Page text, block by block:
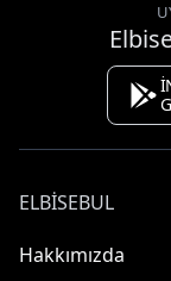
ELBISEBUL
Hakkımızda